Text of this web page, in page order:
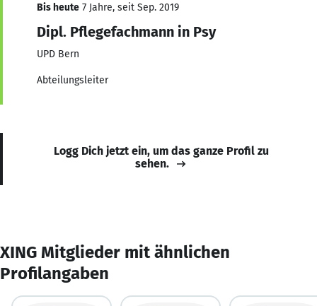
Bis heute 7 Jahre, seit Sep. 2019
Dipl. Pflegefachmann in Psy
UPD Bern
Abteilungsleiter
Logg Dich jetzt ein, um das ganze Profil zu
sehen.
XING Mitglieder mit ähnlichen
Profilangaben